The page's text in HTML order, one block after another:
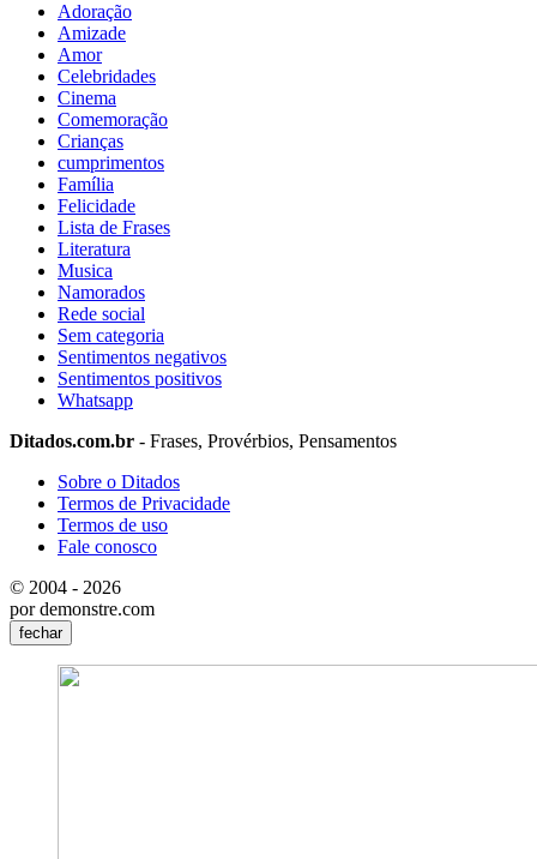
Adoração
Amizade
Amor
Celebridades
Cinema
Comemoração
Crianças
cumprimentos
Família
Felicidade
Lista de Frases
Literatura
Musica
Namorados
Rede social
Sem categoria
Sentimentos negativos
Sentimentos positivos
Whatsapp
Ditados.com.br - Frases, Provérbios, Pensamentos
Sobre o Ditados
Termos de Privacidade
Termos de uso
Fale conosco
© 2004 - 2026
por demonstre.com
fechar